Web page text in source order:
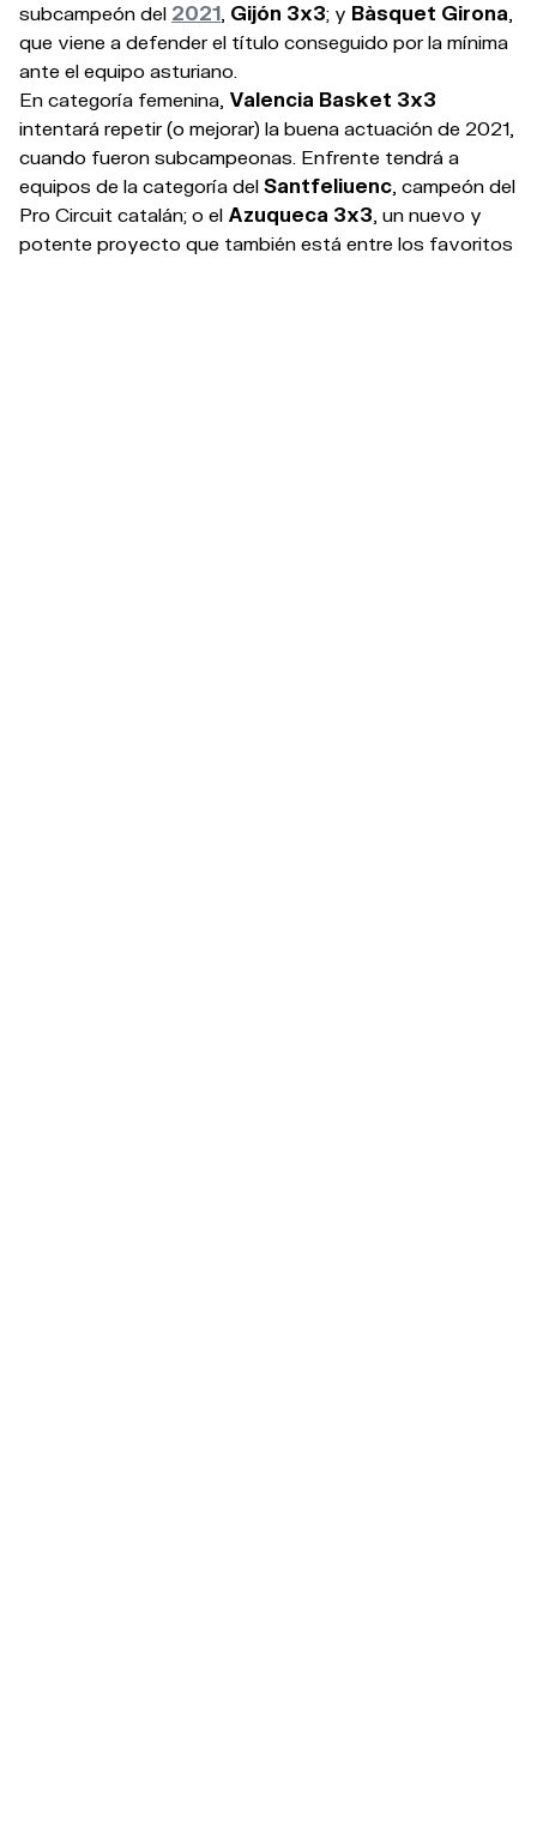
subcampeón del 2021 Gijón 3x3; y Bàsquet Girona
que viene a defender el título conseguido por la mínima
ante el equipo asturiano.
En categoría femenina, Valencia Basket 3x3
intentará repetir (o mejorar) la buena actuación de 2021,
cuando fueron subcampeonas. Enfrente tendrá a
equipos de la categoría del Santfeliuenc , campeón del
Pro Circuit catalán; o el Azuqueca 3x3 , un nuevo y
potente proyecto que también está entre los favoritos